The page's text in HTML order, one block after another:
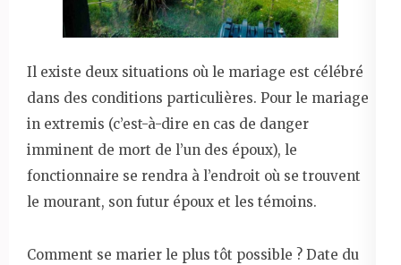
Il existe deux situations où le mariage est célébré
dans des conditions particulières. Pour le mariage
in extremis (c’est-à-dire en cas de danger
imminent de mort de l’un des époux), le
fonctionnaire se rendra à l’endroit où se trouvent
le mourant, son futur époux et les témoins.
Comment se marier le plus tôt possible ? Date du